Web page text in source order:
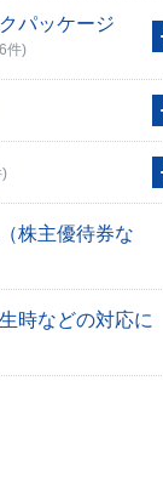
パッケージ
件)
)
株主優待券な
時などの対応に